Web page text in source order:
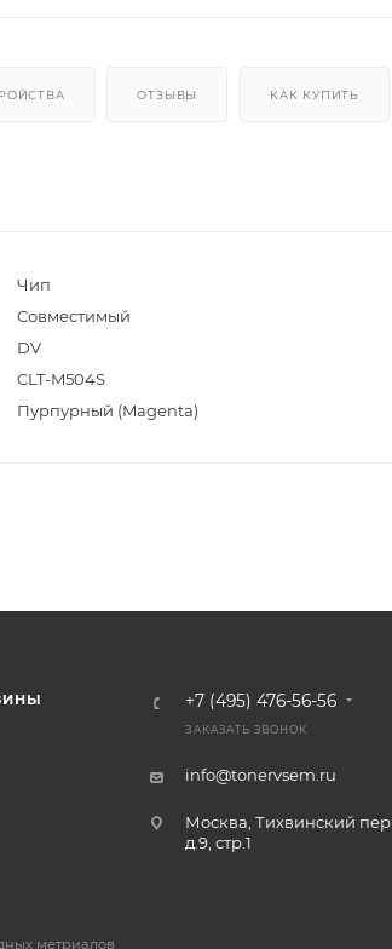
ОТЗЫВЫ КАК КУПИТЬ
Чип
Совместимый
DV
CLT-M504S
Пурпурный (Magenta)
+7 (495) 476-56-56
ЗАКАЗАТЬ ЗВОНОК
info@tonervsem.ru
Москва, Тихвинский пер.
д.9, стр.1
метриалов